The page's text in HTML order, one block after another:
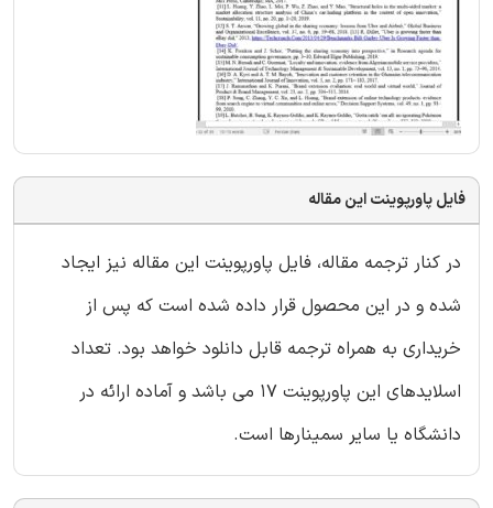
فایل پاورپوینت این مقاله
در کنار ترجمه مقاله، فایل پاورپوینت این مقاله نیز ایجاد
شده و در این محصول قرار داده شده است که پس از
خریداری به همراه ترجمه قابل دانلود خواهد بود. تعداد
اسلایدهای این پاورپوینت 17 می باشد و آماده ارائه در
دانشگاه یا سایر سمینارها است.